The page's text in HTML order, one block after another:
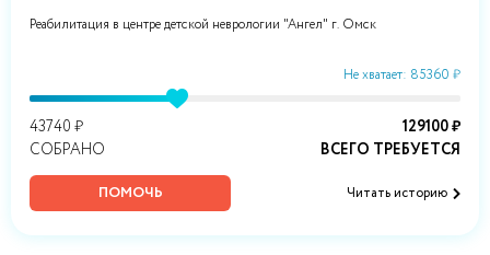
Реабилитация в центре детской неврологии "Ангел" г. Омск
Не хватает: 85360 ₽
43740 ₽
СОБРАНО
129100 ₽
ВСЕГО ТРЕБУЕТСЯ
ПОМОЧЬ Читать историю